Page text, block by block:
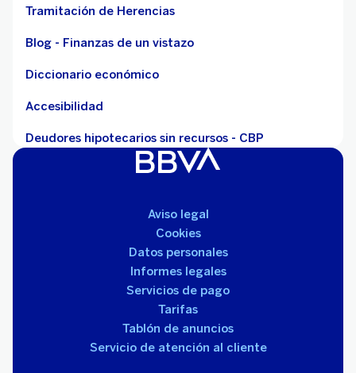
Tramitación de Herencias
Blog - Finanzas de un vistazo
Diccionario económico
Accesibilidad
Deudores hipotecarios sin recursos - CBP
Aviso legal
Cookies
Datos personales
Informes legales
Servicios de pago
Tarifas
Tablón de anuncios
Servicio de atención al cliente